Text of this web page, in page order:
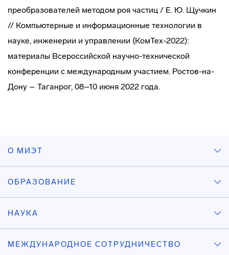
преобразователей методом роя частиц / Е. Ю. Щучкин
// Компьютерные и информационные технологии в
науке, инженерии и управлении (КомТех-2022):
материалы Всероссийской научно-технической
конференции с международным участием. Ростов-на-
Дону – Таганрог, 08–10 июня 2022 года.
О МИЭТ
ОБРАЗОВАНИЕ
НАУКА
МЕЖДУНАРОДНОЕ СОТРУДНИЧЕСТВО